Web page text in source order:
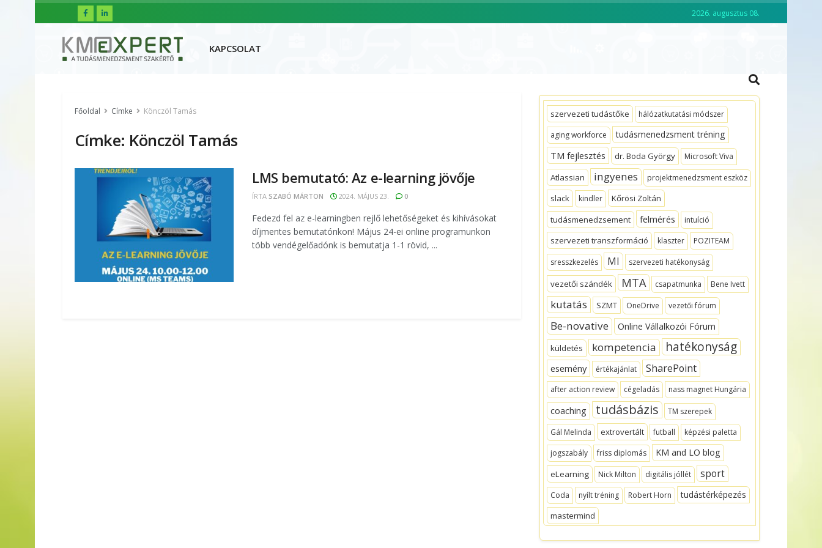
2026. augusztus 08.
VEZETŐKÉPZÉS
KAPCSOLAT
Főoldal Címke Könczöl Tamás
Címke: Könczöl Tamás
LMS bemutató: Az e-learning jövője
ÍRTA SZABÓ MÁRTON 2024. MÁJUS 23. 0
Fedezd fel az e-learningben rejlő lehetőségeket és kihívásokat
díjmentes bemutatónkon! Május 24-ei online programunkon
több vendégelőadónk is bemutatja 1-1 rövid, ...
szervezeti tudástőke
hálózatkutatási módszer
aging workforce
tudásmenedzsment tréning
TM fejlesztés dr. Boda György Microsoft Viva
Atlassian ingyenes projektmenedzsment eszköz
slack kindler
Kőrösi Zoltán
tudásmenedzsement
felmérés intuíció
szervezeti transzformáció klaszter POZITEAM
sresszkezelés MI szervezeti hatékonyság
vezetői szándék MTA csapatmunka Bene Ivett
kutatás SZMT OneDrive vezetői fórum
Be-novative Online Vállalkozói Fórum
küldetés kompetencia hatékonyság
esemény értékajánlat SharePoint
after action review cégeladás nass magnet Hungária
coaching tudásbázis
TM szerepek
Gál Melinda
extrovertált futball
képzési paletta
jogszabály
friss diplomás KM and LO blog
eLearning Nick Milton digitális jóllét sport
Coda nyílt tréning Robert Horn tudástérképezés
mastermind